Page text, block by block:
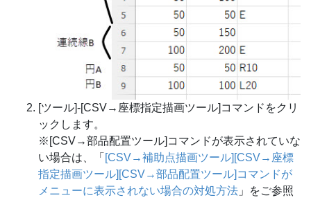
[ツール]-[CSV→座標指定描画ツール]コマンドをクリ
ックします。
※[CSV→部品配置ツール]コマンドが表示されていな
い場合は、「 [CSV→補助点描画ツール][CSV→座標
指定描画ツール][CSV→部品配置ツール]コマンドが
メニューに表示されない場合の対処方法 」をご参照